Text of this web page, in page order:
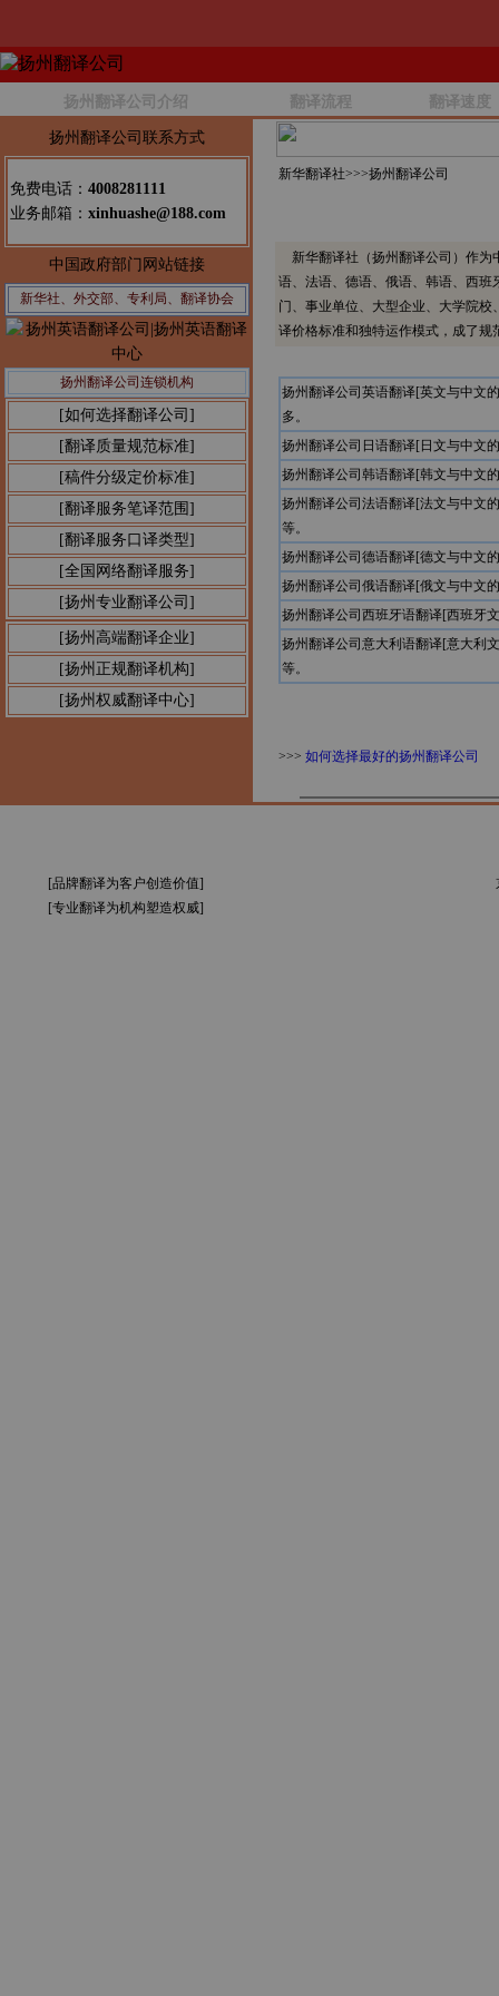
扬州翻译公司介绍 翻译流程 翻译速度
扬州翻译公司联系方式
免费电话： 4008281111
业务邮箱： xinhuashe@188.com
中国政府部门网站链接
新华社、外交部、专利局、翻译协会
扬州翻译公司连锁机构
[如何选择翻译公司]
[翻译质量规范标准]
[稿件分级定价标准]
[翻译服务笔译范围]
[翻译服务口译类型]
[全国网络翻译服务]
[扬州专业翻译公司]
[扬州高端翻译企业]
[扬州正规翻译机构]
[扬州权威翻译中心]
新华翻译社>>>扬州翻译公司
新华翻译社（扬州翻译公司）作为
语、法语、德语、俄语、韩语、西
门、事业单位、大型企业、大学院
译价格标准和独特运作模式，成了
扬州翻译公司英语翻译[英文与中文
多。
扬州翻译公司日语翻译[日文与中文
扬州翻译公司韩语翻译[韩文与中文
扬州翻译公司法语翻译[法文与中文
等。
扬州翻译公司德语翻译[德文与中文
扬州翻译公司俄语翻译[俄文与中文
扬州翻译公司西班牙语翻译[西班牙
扬州翻译公司意大利语翻译[意大利
等。
>>> 如何选择最好的扬州翻译公司
[品牌翻译为客户创造价值]
[专业翻译为机构塑造权威]